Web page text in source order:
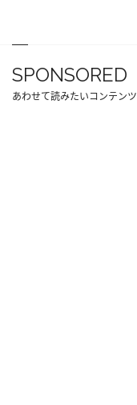
SPONSORED
あわせて読みたいコンテンツ